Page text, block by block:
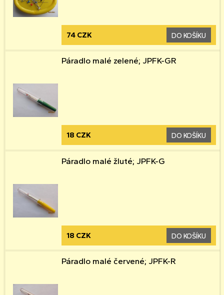
74 CZK DO KOŠÍKU
Páradlo malé zelené; JPFK-GR
18 CZK DO KOŠÍKU
Páradlo malé žluté; JPFK-G
18 CZK DO KOŠÍKU
Páradlo malé červené; JPFK-R